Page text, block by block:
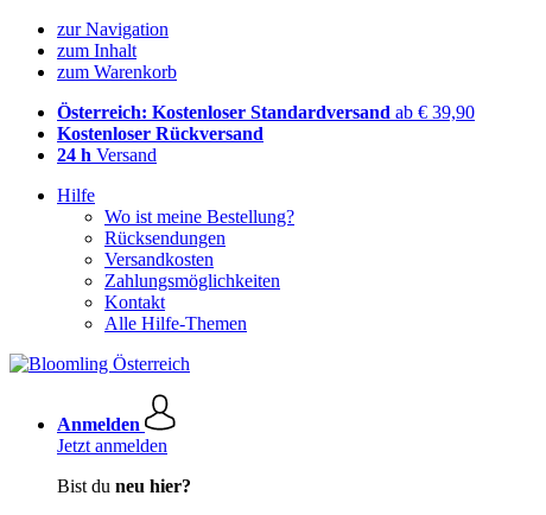
zur Navigation
zum Inhalt
zum Warenkorb
Österreich: Kostenloser Standardversand ab € 39,90
Kostenloser Rückversand
24 h Versand
Hilfe
Wo ist meine Bestellung?
Rücksendungen
Versandkosten
Zahlungsmöglichkeiten
Kontakt
Alle Hilfe-Themen
Anmelden
Jetzt anmelden
Bist du neu hier?